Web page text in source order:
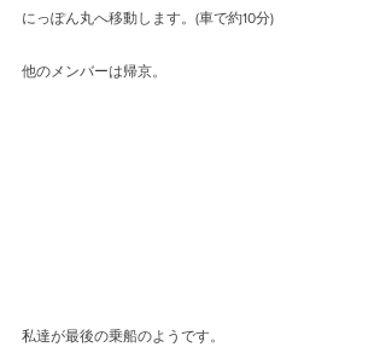
にっぽん丸へ移動します。(車で約10分)
他のメンバーは帰京。
私達が最後の乗船のようです。